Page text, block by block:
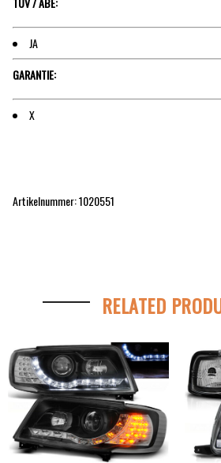
JA
GARANTIE:
X
Artikelnummer: 1020551
RELATED